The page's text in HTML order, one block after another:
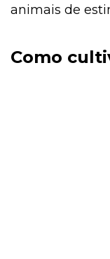
animais de
Como